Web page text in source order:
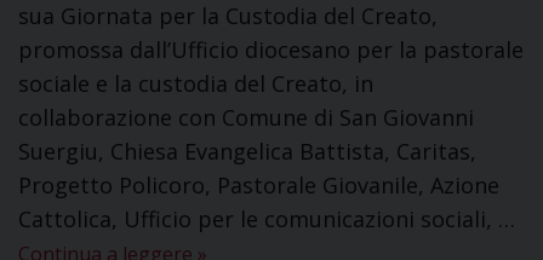
sua Giornata per la Custodia del Creato,
promossa dall’Ufficio diocesano per la pastorale
sociale e la custodia del Creato, in
collaborazione con Comune di San Giovanni
Suergiu, Chiesa Evangelica Battista, Caritas,
Progetto Policoro, Pastorale Giovanile, Azione
Cattolica, Ufficio per le comunicazioni sociali, …
Continua a leggere »